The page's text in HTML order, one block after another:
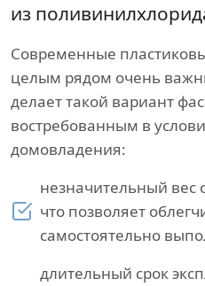
из
Современные
целым рядом очень
делает такой вариант
востребованным в
домовладения:
незначительный вес
что позволяет
самостоятельно
длительный срок